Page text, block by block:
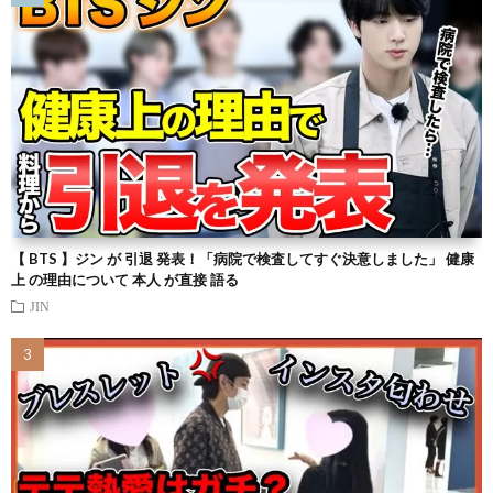
【 BTS 】ジン が 引退 発表！「病院で検査してすぐ決意しました」 健康
上 の理由について 本人 が直接 語る
JIN